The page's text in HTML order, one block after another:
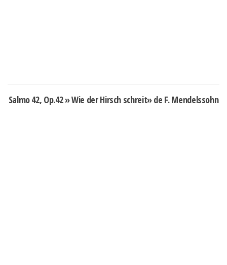
Salmo 42, Op.42 » Wie der Hirsch schreit» de F. Mendelssohn